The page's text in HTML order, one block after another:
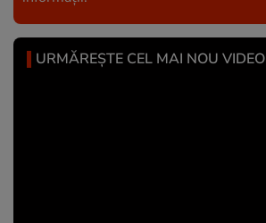
URMĂREȘTE CEL MAI NOU VIDEO